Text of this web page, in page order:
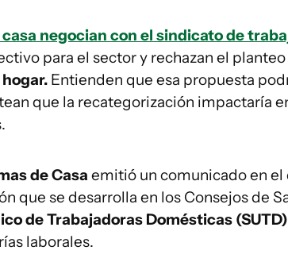
casa negocian con el sindicato de
para el sector y rechazan el
Entienden que esa propuesta
que la recategorización impactaría
de Casa emitió un comunicado en el
que se desarrolla en los Consejos de
de Trabajadoras Domésticas (SUTD)
laborales.